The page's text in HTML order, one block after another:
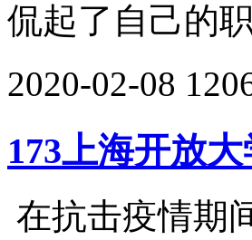
侃起了自己的
2020-02-08
173上海开放
在抗击疫情期